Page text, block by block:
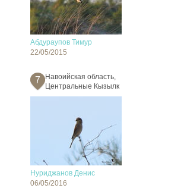
Абдураупов Тимур
22/05/2015
7
Навоийская область,
Центральные Кызылк
Нуриджанов Денис
06/05/2016